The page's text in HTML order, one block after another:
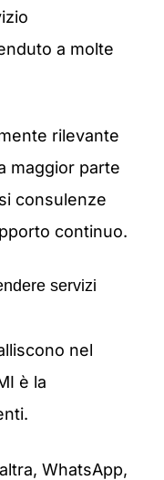
a molte
rilevante
maggior parte
consulenze
continuo.
servizi
nel
è la
WhatsApp,